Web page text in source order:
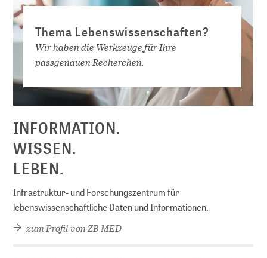
Thema Lebenswissenschaften?
Wir haben die Werkzeuge für Ihre
passgenauen Recherchen.
INFORMATION.
WISSEN.
LEBEN.
Infrastruktur- und Forschungszentrum für
lebenswissenschaftliche Daten und Informationen.
zum Profil von ZB MED